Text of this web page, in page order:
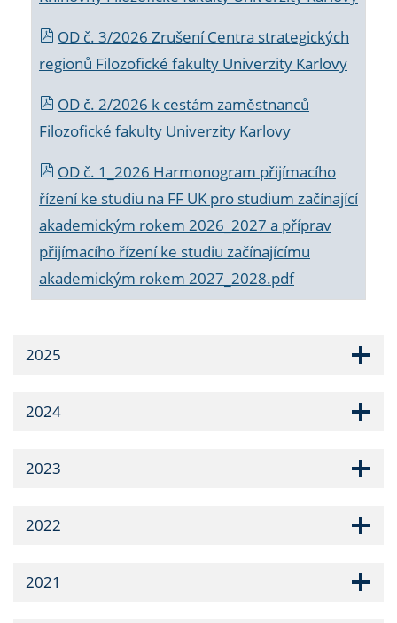
OD č. 3/2026 Zrušení Centra strategických
regionů Filozofické fakulty Univerzity Karlovy
OD č. 2/2026 k cestám zaměstnanců
Filozofické fakulty Univerzity Karlovy
OD č. 1_2026 Harmonogram přijímacího
řízení ke studiu na FF UK pro studium začínající
akademickým rokem 2026_2027 a příprav
přijímacího řízení ke studiu začínajícímu
akademickým rokem 2027_2028.pdf
2025
2024
2023
2022
2021